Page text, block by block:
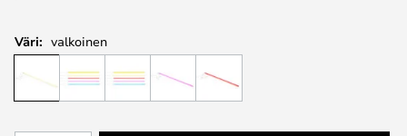
Väri: valkoinen